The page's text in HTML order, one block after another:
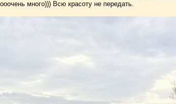
много))) Всю красоту не передать.